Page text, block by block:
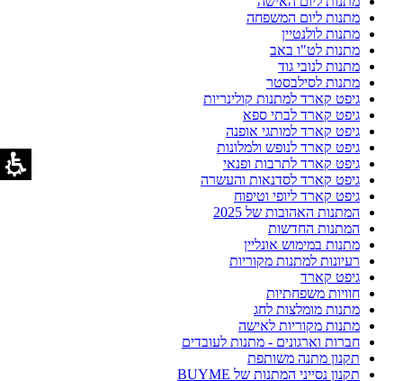
מתנות ליום המשפחה
מתנות לולנטיין
מתנות לט"ו באב
מתנות לנובי גוד
מתנות לסילבסטר
גיפט קארד למתנות קולינריות
גיפט קארד לבתי ספא
גיפט קארד למותגי אופנה
גיפט קארד לנופש ולמלונות
גיפט קארד לתרבות ופנאי
גיפט קארד לסדנאות והעשרה
גיפט קארד ליופי וטיפוח
המתנות האהובות של 2025
המתנות החדשות
מתנות במימוש אונליין
רעיונות למתנות מקוריות
גיפט קארד
חוויות משפחתיות
מתנות מומלצות לחג
מתנות מקוריות לאישה
חברות וארגונים - מתנות לעובדים
תקנון מתנה משותפת
תקנון נסייני המתנות של BUYME